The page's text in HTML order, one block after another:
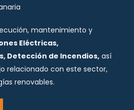
mantenimiento y
Eléctricas,
Detección de Incendios, así
relacionado con este sector,
renovables.